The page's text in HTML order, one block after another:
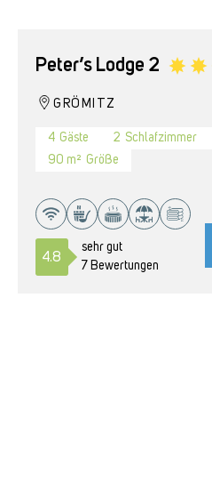
Peter’s Lodge 2
GRÖMITZ
4 Gäste 2 Schlafzimmer
90 m² Größe
4.8
sehr gut
7 Bewertungen